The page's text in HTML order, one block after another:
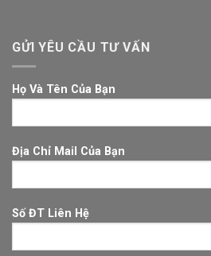
GỬI YÊU CẦU TƯ VẤN
Họ Và Tên Của Bạn
Địa Chỉ Mail Của Bạn
Số ĐT Liên Hệ